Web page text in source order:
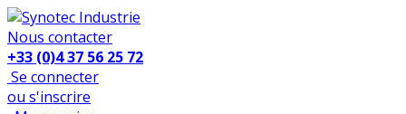
Nous contacter
+33 (0)4 37 56 25 72
Se connecter
ou s'inscrire